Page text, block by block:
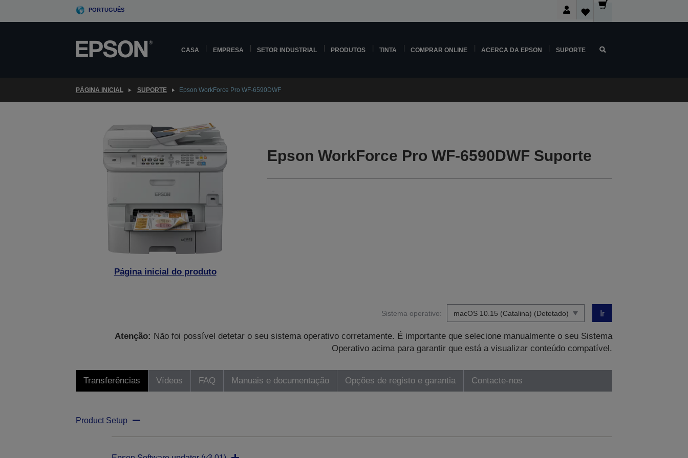
PORTUGUÊS
CASA EMPRESA SETOR INDUSTRIAL PRODUTOS TINTA COMPRAR ONLINE ACERCA DA EPSON SUPORTE
PÁGINA INICIAL SUPORTE Epson WorkForce Pro WF-6590DWF
Página inicial do produto
Epson WorkForce Pro WF-6590DWF Suporte
Sistema operativo: Ir
Atenção: Não foi possível detetar o seu sistema operativo corretamente. É importante que selecione manualmente o seu Sistema
Operativo acima para garantir que está a visualizar conteúdo compatível.
Transferências Vídeos FAQ Manuais e documentação Opções de registo e garantia Contacte-nos
Product Setup